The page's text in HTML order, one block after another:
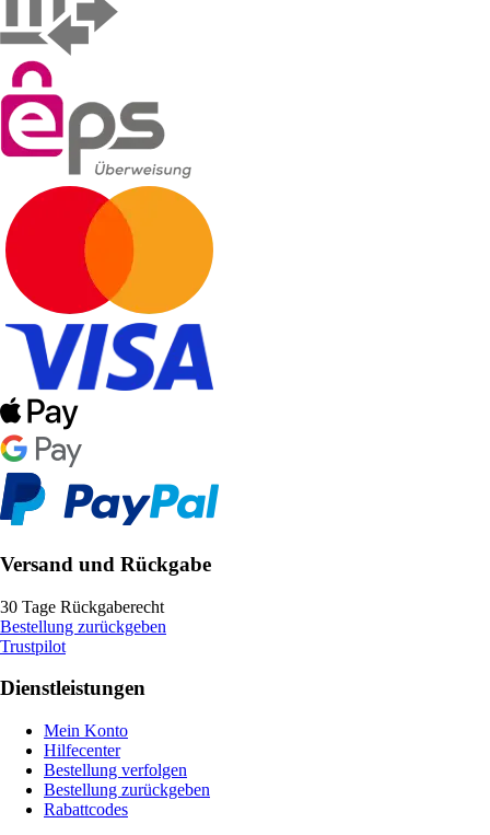
Versand und Rückgabe
30 Tage Rückgaberecht
Bestellung zurückgeben
Trustpilot
Dienstleistungen
Mein Konto
Hilfecenter
Bestellung verfolgen
Bestellung zurückgeben
Rabattcodes